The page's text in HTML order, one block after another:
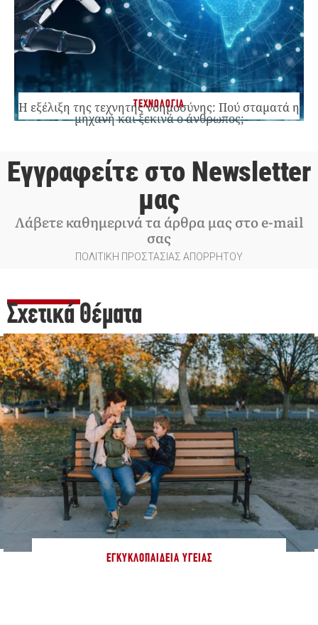
ΤΕΧΝΟΛΟΓΙΑ
Η εξέλιξη της τεχνητής νοημοσύνης: Πού σταματά η
μηχανή και ξεκινά ο άνθρωπος;
Εγγραφείτε στο Newsletter
μας
Λάβετε καθημερινά τα άρθρα μας στο e-mail
σας
ΠΟΛΙΤΙΚΗ ΠΡΟΣΤΑΣΙΑΣ ΑΠΟΡΡΗΤΟΥ
Σχετικά Θέματα
ΕΓΚΥΚΛΟΠΑΊΔΕΙΑ ΥΓΕΊΑΣ